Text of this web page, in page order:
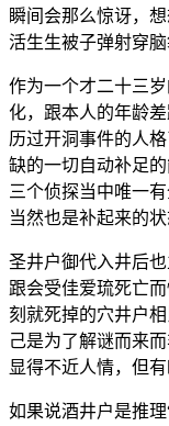
瞬间会那么惊讶，
活生生被子弹射穿脑
作为一个才二十三
化，跟本人的年龄
历过开洞事件的人
缺的一切自动补足
三个侦探当中唯一
当然也是补起来的状
圣井户御代入井后
跟会受佳爱琉死亡
刻就死掉的穴井户
己是为了解谜而来
显得不近人情，但
如果说酒井户是推